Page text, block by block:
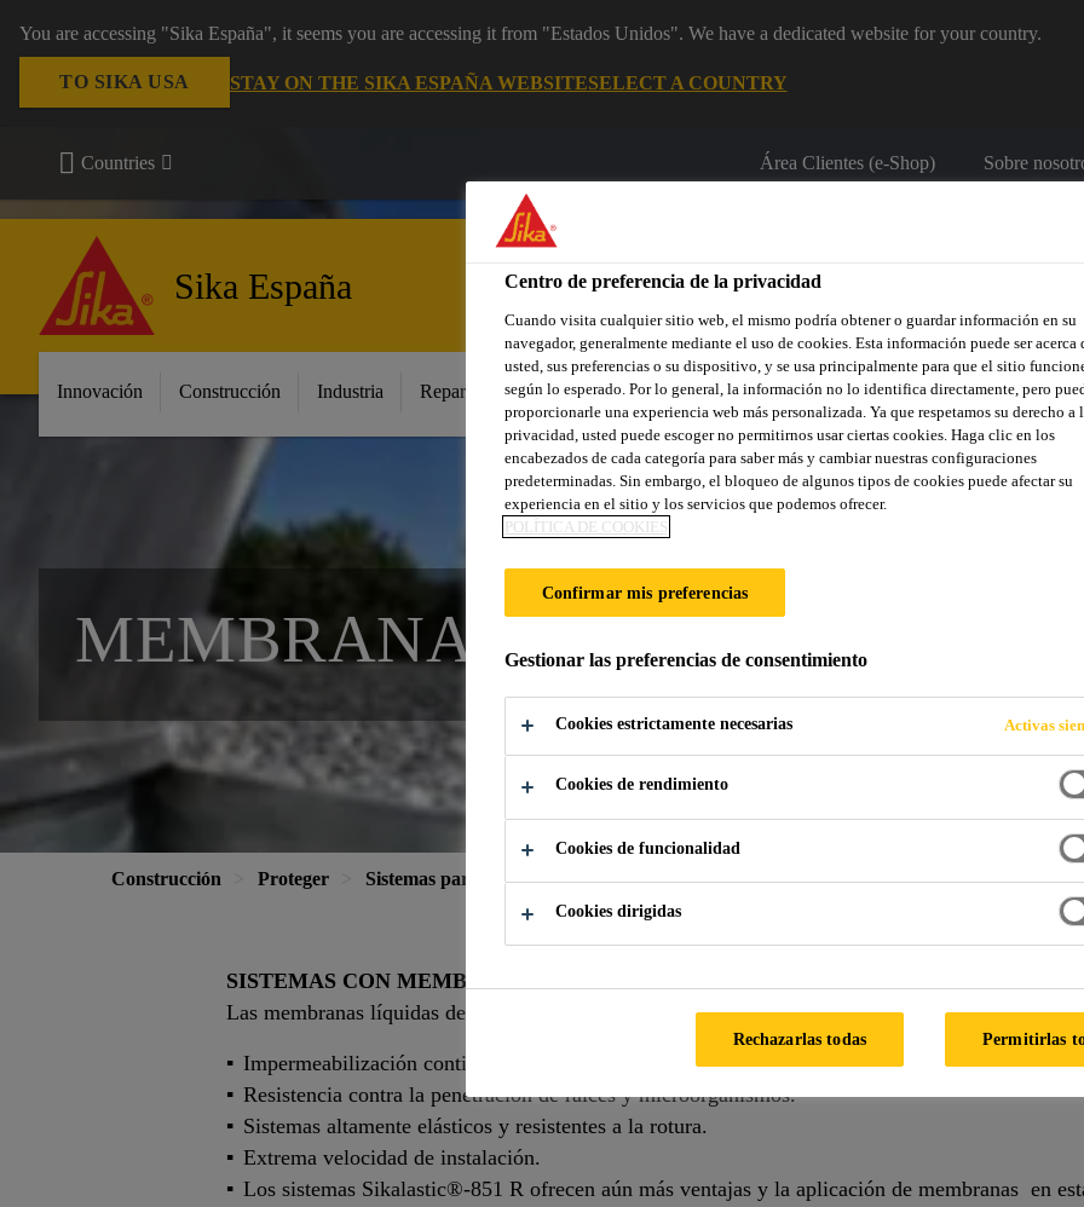
You are accessing "Sika España", it seems you are accessing it from "Estados Unidos". We have a dedicated website for your country.
TO SIKA USA STAY ON THE SIKA ESPAÑA WEBSITESELECT A COUNTRY
Countries Área Clientes (e-Shop) Sobre
Sika España
Innovación Construcción Industria Repara tu casa Localiza tu tienda Noticias Prescripción Sostenibilidad
MEMBRANAS LÍQUIDAS
Construcción Proteger Sistemas para cubiertas Cubierta con protección pesada Membranas líquidas
SISTEMAS CON MEMBRANAS LÍQUIDAS PROYECTABLES SIKALASTIC®
Las membranas líquidas de alto rendimiento proyectables Sikalastic® aseguran:
Impermeabilización continua sin juntas.
Resistencia contra la penetración de raíces y microorganismos.
Sistemas altamente elásticos y resistentes a la rotura.
Extrema velocidad de instalación.
Los sistemas Sikalastic®-851 R ofrecen aún más ventajas y la aplicación de membranas en
Centro de preferencia de la privacidad
Cuando visita cualquier sitio web, el mismo podría obtener o guardar información en su
navegador, generalmente mediante el uso de cookies. Esta información puede ser acerca
usted, sus preferencias o su dispositivo, y se usa principalmente para que el sitio
según lo esperado. Por lo general, la información no lo identifica directamente, pero
proporcionarle una experiencia web más personalizada. Ya que respetamos su derecho a
privacidad, usted puede escoger no permitirnos usar ciertas cookies. Haga clic en los
encabezados de cada categoría para saber más y cambiar nuestras configuraciones
predeterminadas. Sin embargo, el bloqueo de algunos tipos de cookies puede afectar su
experiencia en el sitio y los servicios que podemos ofrecer.
POLÍTICA DE COOKIES
Confirmar mis preferencias
Gestionar las preferencias de consentimiento
Cookies estrictamente necesarias Activas
Cookies de rendimiento
Cookies de funcionalidad
Cookies dirigidas
Rechazarlas todas Permitirlas